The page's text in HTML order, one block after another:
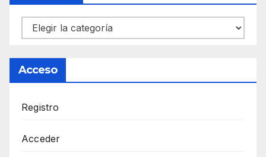
Categorías
Acceso
Registro
Acceder